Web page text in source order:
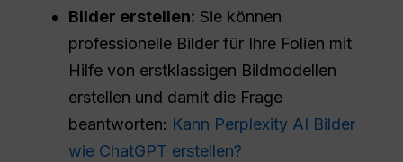
Bilder erstellen: Sie können
professionelle Bilder für Ihre Folien mit
Hilfe von erstklassigen Bildmodellen
erstellen und damit die Frage
beantworten: Kann Perplexity AI Bilder
wie ChatGPT erstellen?